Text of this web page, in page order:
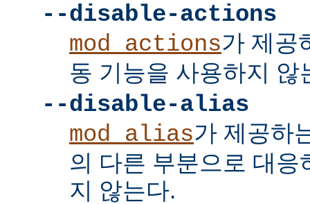
--disable-actions
mod_actions가 제공
동 기능을 사용하지 않
--disable-alias
mod_alias가 제공하
의 다른 부분으로 대응
지 않는다.